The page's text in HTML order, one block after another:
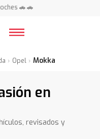
🚗 🚗
Opel Mokka
en
revisados y